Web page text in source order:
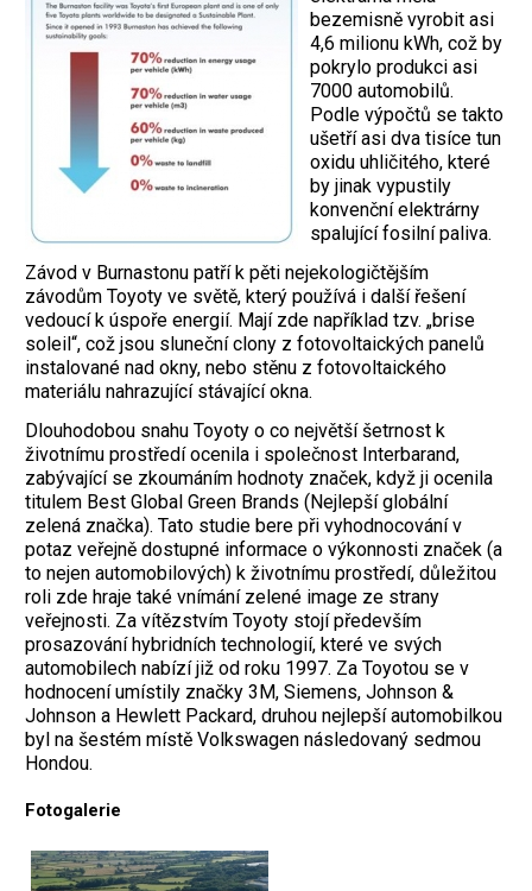
bezemisně vyrobit asi
4,6 milionu kWh, což by
pokrylo produkci asi
7000 automobilů.
Podle výpočtů se takto
ušetří asi dva tisíce tun
oxidu uhličitého, které
by jinak vypustily
konvenční elektrárny
spalující fosilní paliva.
Závod v Burnastonu patří k pěti nejekologičtějším
závodům Toyoty ve světě, který používá i další řešení
vedoucí k úspoře energií. Mají zde například tzv. „brise
soleil“, což jsou sluneční clony z fotovoltaických panelů
instalované nad okny, nebo stěnu z fotovoltaického
materiálu nahrazující stávající okna.
Dlouhodobou snahu Toyoty o co největší šetrnost k
životnímu prostředí ocenila i společnost Interbarand,
zabývající se zkoumáním hodnoty značek, když ji ocenila
titulem Best Global Green Brands (Nejlepší globální
zelená značka). Tato studie bere při vyhodnocování v
potaz veřejně dostupné informace o výkonnosti značek (a
to nejen automobilových) k životnímu prostředí, důležitou
roli zde hraje také vnímání zelené image ze strany
veřejnosti. Za vítězstvím Toyoty stojí především
prosazování hybridních technologií, které ve svých
automobilech nabízí již od roku 1997. Za Toyotou se v
hodnocení umístily značky 3M, Siemens, Johnson &
Johnson a Hewlett Packard, druhou nejlepší automobilkou
byl na šestém místě Volkswagen následovaný sedmou
Hondou.
Fotogalerie